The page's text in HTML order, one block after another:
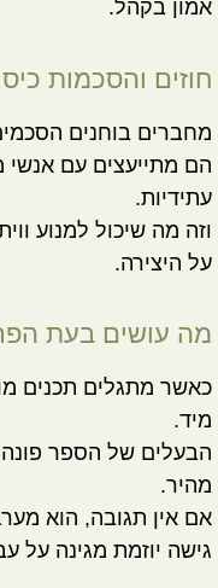
אמון בקהל.
חוזים והסכמות
מחברים בוחנים
הם מתייעצים עם אנשי
עתידיות.
וזה מה שיכול למנוע
על היצירה.
מה עושים בעת
כאשר מתגלים תכנים
מיד.
הבעלים של הספר
מהיר.
אם אין תגובה, הוא
גישה יוזמת מגינה על